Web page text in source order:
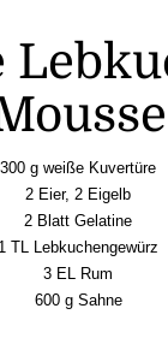
300 g weiße Kuvertüre
2 Eier, 2 Eigelb
2 Blatt Gelatine
1 TL Lebkuchengewürz
3 EL Rum
600 g Sahne